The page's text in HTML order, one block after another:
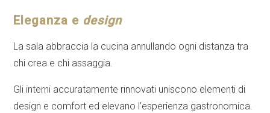
Eleganza e design
La sala abbraccia la cucina annullando ogni distanza tra
chi crea e chi assaggia.
Gli interni accuratamente rinnovati uniscono elementi di
design e comfort ed elevano l’esperienza gastronomica.